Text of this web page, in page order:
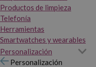
Productos de limpieza
Telefonía
Herramientas
Smartwatches y wearables
Personalización
Personalización